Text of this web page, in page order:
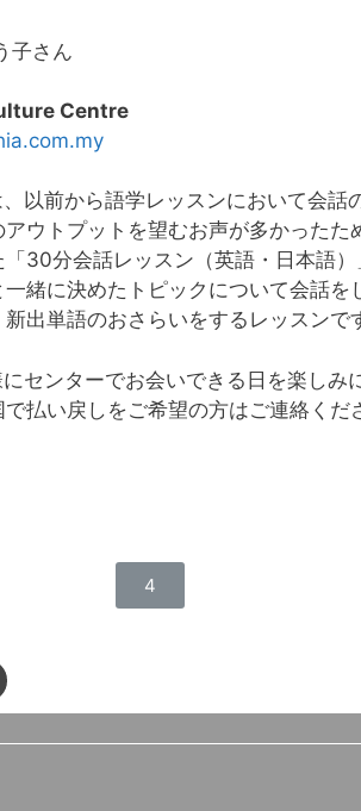
子さん
Centre
以前から語学レッスンにおいて会話
アウトプットを望むお声が多かったた
30分会話レッスン（英語・日本語）
緒に決めたトピックについて会話を
出単語のおさらいをするレッスンで
センターでお会いできる日を楽しみ
払い戻しをご希望の方はご連絡くだ
4